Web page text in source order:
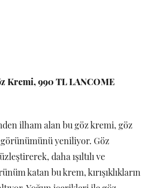
Kremi, 990 TL LANCOME
ilham alan bu göz kremi, göz
yeniliyor. Göz
daha ışıltılı ve
katan bu krem, kırışıklıkların